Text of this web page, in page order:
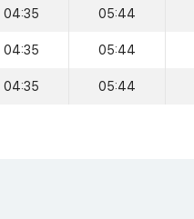
04:35 05:44
04:35 05:44
04:35 05:44